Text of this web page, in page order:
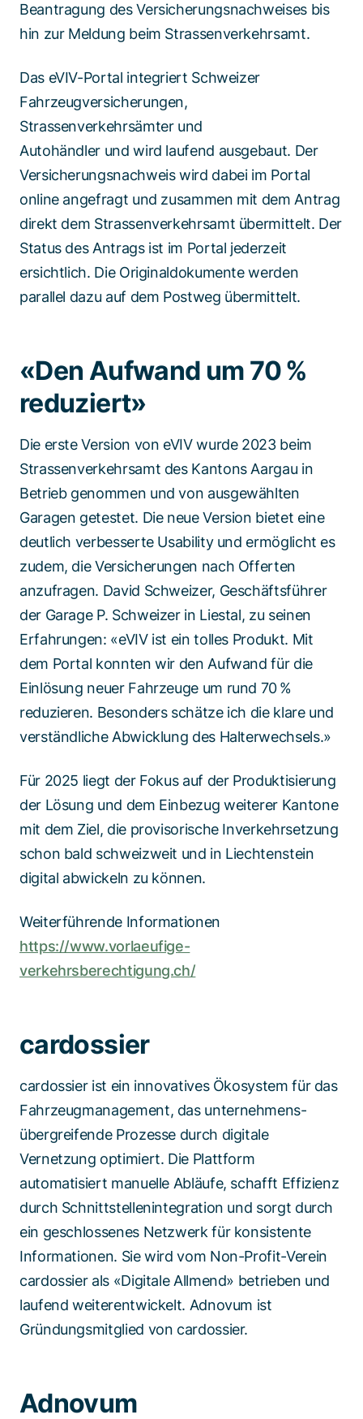
Beantragung des Versicherungsnachweises bis
hin zur Meldung beim Strassenverkehrsamt.
Das eVIV-Portal integriert Schweizer
Fahrzeugversicherungen,
Strassenverkehrsämter und
Autohändler und wird laufend ausgebaut. Der
Versicherungsnachweis wird dabei im Portal
online angefragt und zusammen mit dem Antrag
direkt dem Strassenverkehrsamt übermittelt. Der
Status des Antrags ist im Portal jederzeit
ersichtlich. Die Originaldokumente werden
parallel dazu auf dem Postweg übermittelt.
«Den Aufwand um 70 %
reduziert»
Die erste Version von eVIV wurde 2023 beim
Strassenverkehrsamt des Kantons Aargau in
Betrieb genommen und von ausgewählten
Garagen getestet. Die neue Version bietet eine
deutlich verbesserte Usability und ermöglicht es
zudem, die Versicherungen nach Offerten
anzufragen. David Schweizer, Geschäftsführer
der Garage P. Schweizer in Liestal, zu seinen
Erfahrungen: «eVIV ist ein tolles Produkt. Mit
dem Portal konnten wir den Aufwand für die
Einlösung neuer Fahrzeuge um rund 70 %
reduzieren. Besonders schätze ich die klare und
verständliche Abwicklung des Halterwechsels.»
Für 2025 liegt der Fokus auf der Produktisierung
der Lösung und dem Einbezug weiterer Kantone
mit dem Ziel, die provisorische Inverkehrsetzung
schon bald schweizweit und in Liechtenstein
digital abwickeln zu können.
Weiterführende Informationen
https://www.vorlaeufige-
verkehrsberechtigung.ch/
cardossier
cardossier ist ein innovatives Ökosystem für das
Fahrzeugmanagement, das unternehmens-
übergreifende Prozesse durch digitale
Vernetzung optimiert. Die Plattform
automatisiert manuelle Abläufe, schafft Effizienz
durch Schnittstellenintegration und sorgt durch
ein geschlossenes Netzwerk für konsistente
Informationen. Sie wird vom Non-Profit-Verein
cardossier als «Digitale Allmend» betrieben und
laufend weiterentwickelt. Adnovum ist
Gründungsmitglied von cardossier.
Adnovum